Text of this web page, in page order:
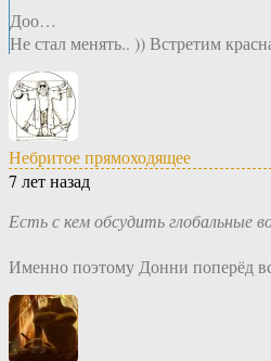
Доо…
Не стал менять.. )) Встретим
Небритое прямоходящее
7 лет назад
Есть с кем обсудить глобальные
Именно поэтому Донни поперёд